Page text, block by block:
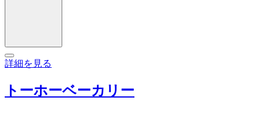
詳細を見る
トーホーベーカリー